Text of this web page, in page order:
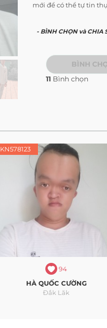
mới để có thể tự tin
- BÌNH CHỌN và
BÌNH
11Bình chọn
KN578123
94
HÀ QUỐC CƯỜNG
Đắk Lăk